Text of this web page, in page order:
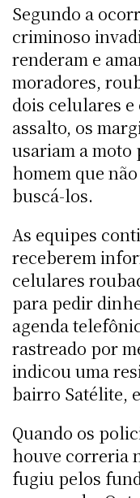
Segundo a
criminoso
renderam e
moradores,
dois celulares
assalto, os
usariam a moto
homem que
buscá-los.
As equipes
receberem
celulares
para pedir
agenda
rastreado por
indicou uma
bairro Satélite,
Quando os
houve correria
fugiu pelos